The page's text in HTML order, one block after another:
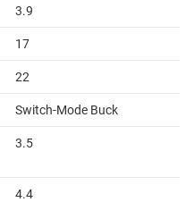
3.9
17
22
Switch-Mode Buck
3.5
4.4